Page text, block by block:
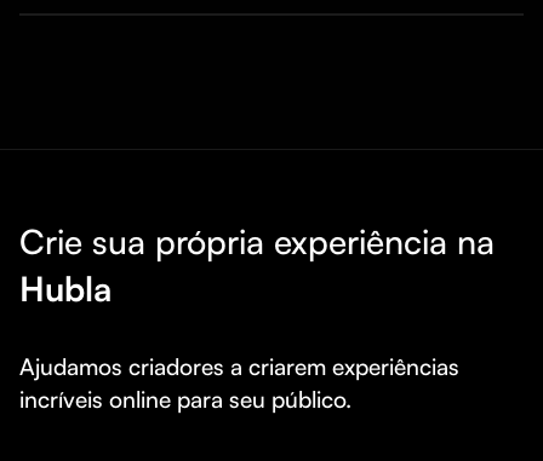
Crie sua própria experiência na
Hubla
Ajudamos criadores a criarem experiências
incríveis online para seu público.